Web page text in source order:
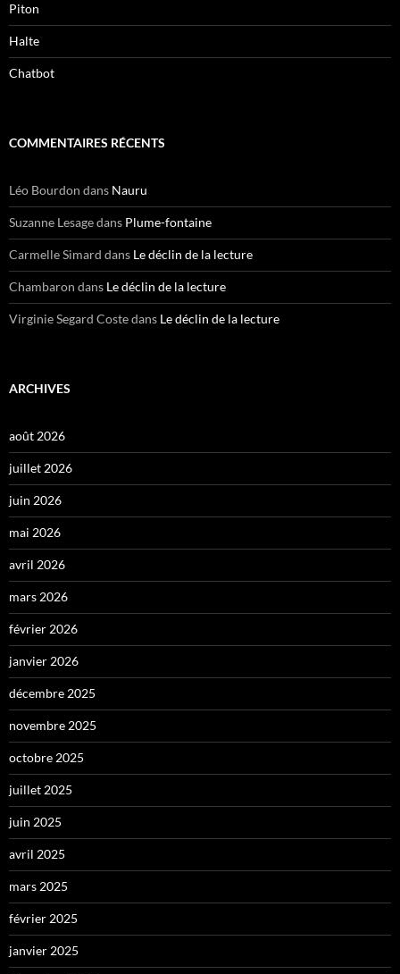
Piton
Halte
Chatbot
COMMENTAIRES RÉCENTS
Léo Bourdon dans Nauru
Suzanne Lesagedans Plume-fontaine
Carmelle Simard dans Le déclin de la lecture
Chambaron dans Le déclin de la lecture
Virginie Segard Costedans Le déclin de la lecture
ARCHIVES
août 2026
juillet 2026
juin 2026
mai 2026
avril 2026
mars 2026
février 2026
janvier 2026
décembre 2025
novembre 2025
octobre 2025
juillet 2025
juin 2025
avril 2025
mars 2025
février 2025
janvier 2025